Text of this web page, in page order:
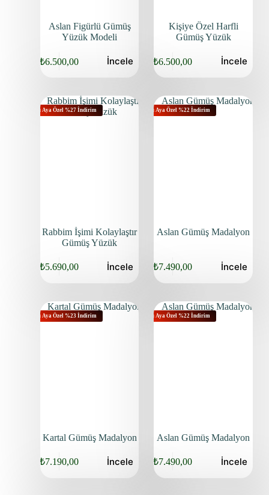
Aslan Figürlü Gümüş
Yüzük Modeli
₺6.500,00 İncele
Kişiye Özel Harfli
Gümüş Yüzük
₺6.500,00 İncele
Bu Aya Özel %27 İndirim
Rabbim İşimi Kolaylaştır
Gümüş Yüzük
₺5.690,00 İncele
Bu Aya Özel %22 İndirim
Aslan Gümüş Madalyon
₺7.490,00 İncele
Bu Aya Özel %23 İndirim
Kartal Gümüş Madalyon
₺7.190,00 İncele
Bu Aya Özel %22 İndirim
Aslan Gümüş Madalyon
₺7.490,00 İncele